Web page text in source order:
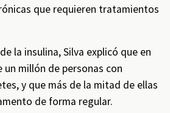
que requieren tratamientos
la insulina, Silva explicó que en
un millón de personas con
y que más de la mitad de ellas
de forma regular.